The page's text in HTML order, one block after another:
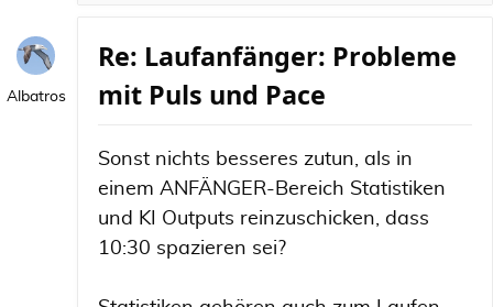
Albatros
Re: Laufanfänger: Probleme
mit Puls und Pace
Sonst nichts besseres zutun, als in
einem ANFÄNGER-Bereich Statistiken
und KI Outputs reinzuschicken, dass
10:30 spazieren sei?